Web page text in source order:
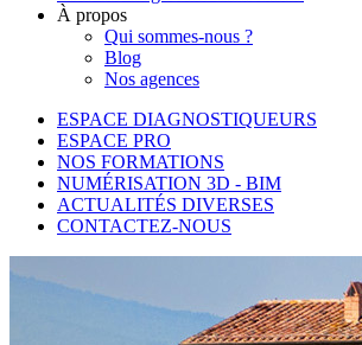
À propos
Qui sommes-nous ?
Blog
Nos agences
ESPACE DIAGNOSTIQUEURS
ESPACE PRO
NOS FORMATIONS
NUMÉRISATION 3D - BIM
ACTUALITÉS DIVERSES
CONTACTEZ-NOUS